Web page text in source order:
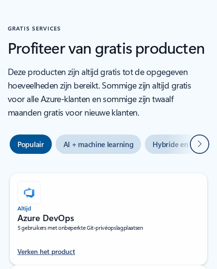
GRATIS SERVICES
Profiteer van gratis producten
Deze producten zijn altijd gratis tot de opgegeven
hoeveelheden zijn bereikt. Sommige zijn altijd gratis
voor alle Azure-klanten en sommige zijn twaalf
maanden gratis voor nieuwe klanten.
Populair AI + machine learning Hybride en multi-
Altijd
Azure DevOps
5 gebruikers met onbeperkte Git-privéopslagplaatsen
Verken het product